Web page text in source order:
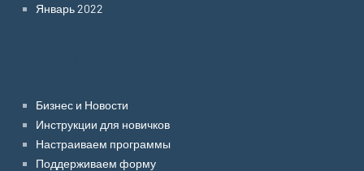
Январь 2022
Бизнес и Новости
Инструкции для новичков
Настраиваем программы
Поддерживаем форму